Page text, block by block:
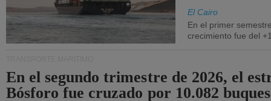
El Cairo
En el primer
crecimiento fue del
En el segundo trimestre de 2026, el
Bósforo fue cruzado por 10.082